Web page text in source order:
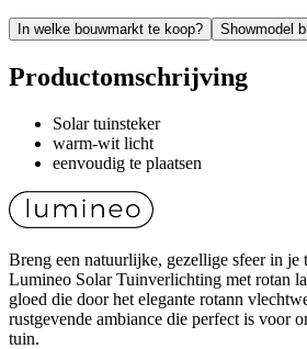
In welke bouwmarkt te koop? Showmodel
Productomschrijving
Solar tuinsteker
warm-wit licht
eenvoudig te plaatsen
Breng een natuurlijke, gezellige sfeer in je
Lumineo Solar Tuinverlichting met rotan
gloed die door het elegante rotann
rustgevende ambiance die perfect is voor
tuin.